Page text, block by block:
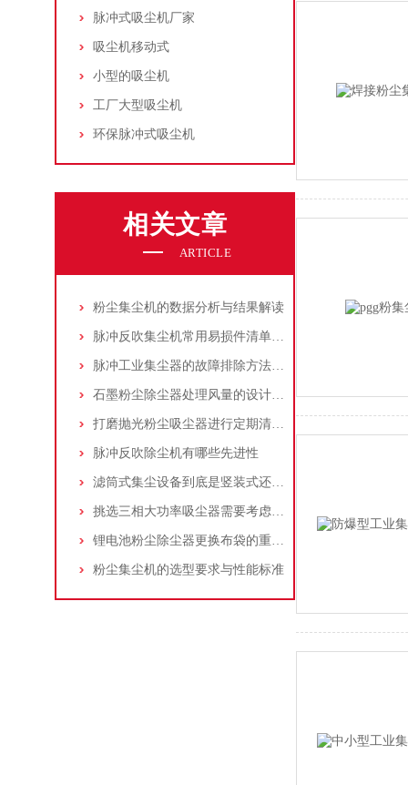
脉冲式吸尘机厂家
吸尘机移动式
小型的吸尘机
工厂大型吸尘机
环保脉冲式吸尘机
相关文章
ARTICLE
粉尘集尘机的数据分析与结果解读
脉冲反吹集尘机常用易损件清单与更换周期建议
脉冲工业集尘器的故障排除方法和注意事项
石墨粉尘除尘器处理风量的设计，你了解多少
打磨抛光粉尘吸尘器进行定期清理的重要性
脉冲反吹除尘机有哪些先进性
滤筒式集尘设备到底是竖装式还是横装式？
挑选三相大功率吸尘器需要考虑哪些问题？
锂电池粉尘除尘器更换布袋的重要性与方法
粉尘集尘机的选型要求与性能标准